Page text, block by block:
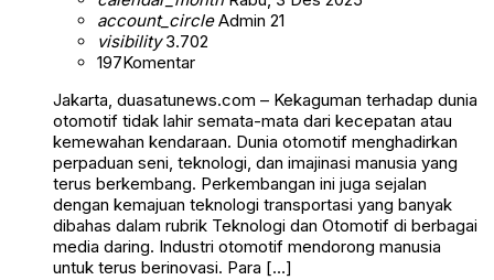
account_circleAdmin 21
visibility3.702
197Komentar
Jakarta, duasatunews.com – Kekaguman terhadap dunia
otomotif tidak lahir semata-mata dari kecepatan atau
kemewahan kendaraan. Dunia otomotif menghadirkan
perpaduan seni, teknologi, dan imajinasi manusia yang
terus berkembang. Perkembangan ini juga sejalan
dengan kemajuan teknologi transportasi yang banyak
dibahas dalam rubrik Teknologi dan Otomotif di berbagai
media daring. Industri otomotif mendorong manusia
untuk terus berinovasi. Para […]